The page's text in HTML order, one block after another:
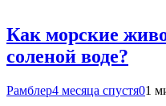
Как морские
соленой воде?
Рамблер4 месяца спустя01